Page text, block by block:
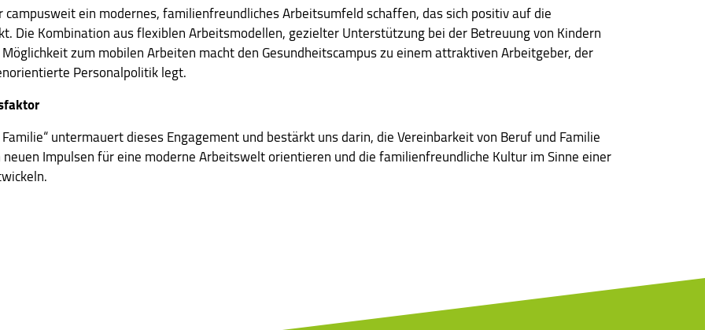
ein modernes, familienfreundliches Arbeitsumfeld schaffen, das sich positiv auf die
Die Kombination aus flexiblen Arbeitsmodellen, gezielter Unterstützung bei der Betreuung von Kindern
zum mobilen Arbeiten macht den Gesundheitscampus zu einem attraktiven Arbeitgeber, der
Personalpolitik legt.
untermauert dieses Engagement und bestärkt uns darin, die Vereinbarkeit von Beruf und Familie
Impulsen für eine moderne Arbeitswelt orientieren und die familienfreundliche Kultur im Sinne einer